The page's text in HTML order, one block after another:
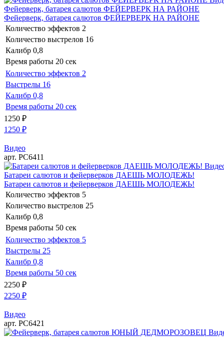
Фейерверк, батарея салютов ФЕЙЕРВЕРК НА РАЙОНЕ
Фейерверк, батарея салютов ФЕЙЕРВЕРК НА РАЙОНЕ
Количество эффектов 2
Количество выстрелов 16
Калибр 0,8
Время работы 20 сек
Количество эффектов 2
Выстрелы 16
Калибр 0,8
Время работы 20 сек
1250 ₽
1250 ₽
Видео
арт. РС6411
Батареи салютов и фейерверков ДАЕШЬ МОЛОДЕЖЬ!
Батареи салютов и фейерверков ДАЕШЬ МОЛОДЕЖЬ!
Количество эффектов 5
Количество выстрелов 25
Калибр 0,8
Время работы 50 сек
Количество эффектов 5
Выстрелы 25
Калибр 0,8
Время работы 50 сек
2250 ₽
2250 ₽
Видео
арт. РС6421